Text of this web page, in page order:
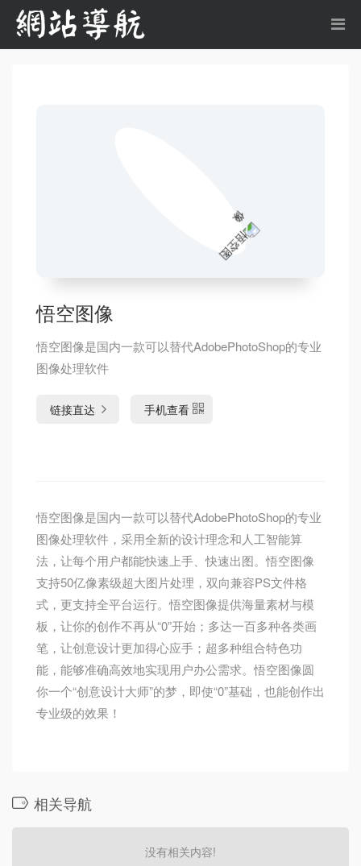
悟空图像
悟空图像是国内一款可以替代AdobePhotoShop的专业
图像处理软件
链接直达 手机查看
悟空图像是国内一款可以替代AdobePhotoShop的专业
图像处理软件，采用全新的设计理念和人工智能算
法，让每个用户都能快速上手、快速出图。悟空图像
支持50亿像素级超大图片处理，双向兼容PS文件格
式，更支持全平台运行。悟空图像提供海量素材与模
板，让你的创作不再从“0”开始；多达一百多种各类画
笔，让创意设计更加得心应手；超多种组合特色功
能，能够准确高效地实现用户办公需求。悟空图像圆
你一个“创意设计大师”的梦，即使“0”基础，也能创作出
专业级的效果！
相关导航
没有相关内容!